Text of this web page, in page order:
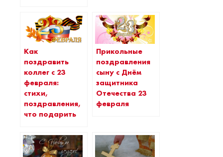
Как
поздравить
коллег с 23
февраля:
стихи,
поздравления,
что подарить
Прикольные
поздравления
сыну с Днём
защитника
Отечества 23
февраля